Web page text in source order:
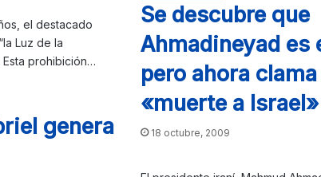
el destacado
Luz de la
Esta prohibición…
Se descubre que
Ahmadineyad es
pero ahora
«muerte a Israel»
18 octubre, 2009
genera